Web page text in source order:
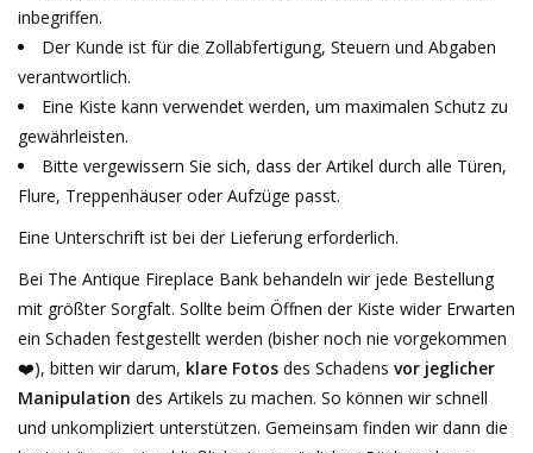
KI-fähige Datenbank
Login
Geschenkkarte kaufen
inbegriffen.
Der Kunde ist für die Zollabfertigung, Steuern und Abgaben
verantwortlich.
Eine Kiste kann verwendet werden, um maximalen Schutz zu
gewährleisten.
Bitte vergewissern Sie sich, dass der Artikel durch alle Türen,
Flure, Treppenhäuser oder Aufzüge passt.
Eine Unterschrift ist bei der Lieferung erforderlich.
Bei The Antique Fireplace Bank behandeln wir jede Bestellung
mit größter Sorgfalt. Sollte beim Öffnen der Kiste wider Erwarten
ein Schaden festgestellt werden (bisher noch nie vorgekommen
❤️), bitten wir darum, klare Fotos des Schadens vor jeglicher
Manipulation des Artikels zu machen. So können wir schnell
und unkompliziert unterstützen. Gemeinsam finden wir dann die